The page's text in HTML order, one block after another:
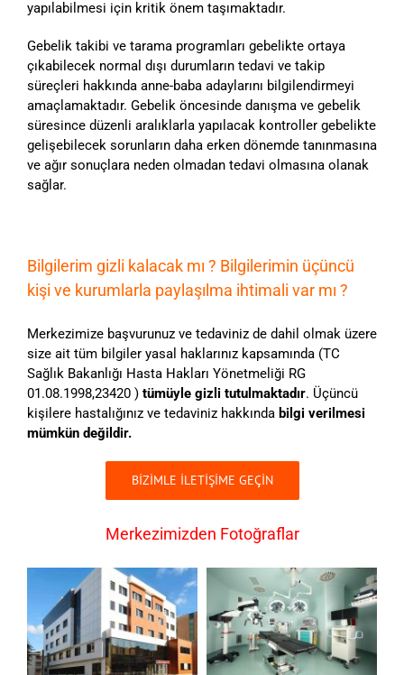
yapılabilmesi için kritik önem taşımaktadır.
Gebelik takibi ve tarama programları gebelikte ortaya
çıkabilecek normal dışı durumların tedavi ve takip
süreçleri hakkında anne-baba adaylarını bilgilendirmeyi
amaçlamaktadır. Gebelik öncesinde danışma ve gebelik
süresince düzenli aralıklarla yapılacak kontroller gebelikte
gelişebilecek sorunların daha erken dönemde tanınmasına
ve ağır sonuçlara neden olmadan tedavi olmasına olanak
sağlar.
Bilgilerim gizli kalacak mı ? Bilgilerimin üçüncü
kişi ve kurumlarla paylaşılma ihtimali var mı ?
Merkezimize başvurunuz ve tedaviniz de dahil olmak üzere
size ait tüm bilgiler yasal haklarınız kapsamında (TC
Sağlık Bakanlığı Hasta Hakları Yönetmeliği RG
01.08.1998,23420 ) tümüyle gizli tutulmaktadır. Üçüncü
kişilere hastalığınız ve tedaviniz hakkında bilgi verilmesi
mümkün değildir.
BİZİMLE İLETİŞİME GEÇİN
Merkezimizden Fotoğraflar